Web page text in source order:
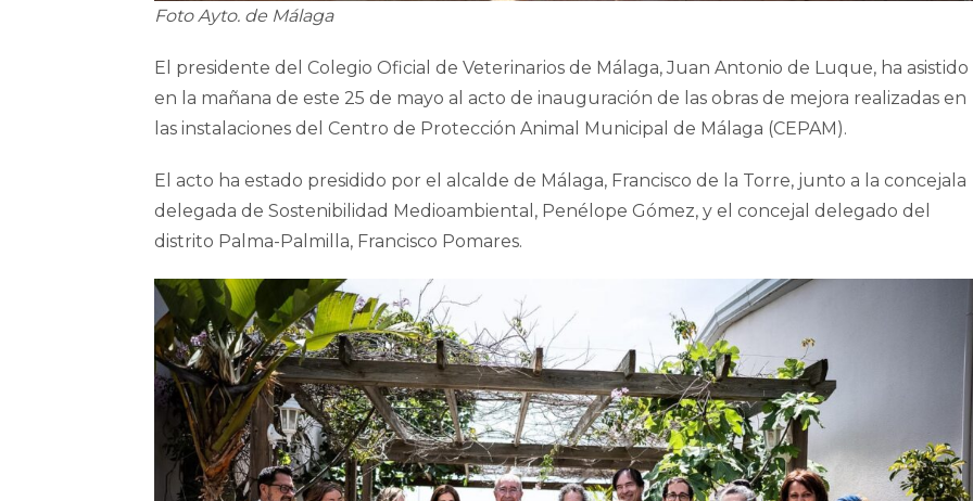
Foto Ayto. de Málaga
El presidente del Colegio Oficial de Veterinarios de Málaga, Juan Antonio de Luque, ha asistido
en la mañana de este 25 de mayo al acto de inauguración de las obras de mejora realizadas en
las instalaciones del Centro de Protección Animal Municipal de Málaga (CEPAM).
El acto ha estado presidido por el alcalde de Málaga, Francisco de la Torre, junto a la concejala
delegada de Sostenibilidad Medioambiental, Penélope Gómez, y el concejal delegado del
distrito Palma-Palmilla, Francisco Pomares.